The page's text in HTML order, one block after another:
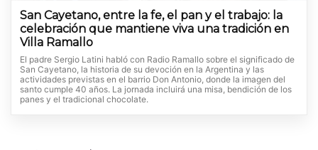
San Cayetano, entre la fe, el pan y el trabajo: la
celebración que mantiene viva una tradición en
Villa Ramallo
El padre Sergio Latini habló con Radio Ramallo sobre el significado de
San Cayetano, la historia de su devoción en la Argentina y las
actividades previstas en el barrio Don Antonio, donde la imagen del
santo cumple 40 años. La jornada incluirá una misa, bendición de los
panes y el tradicional chocolate.